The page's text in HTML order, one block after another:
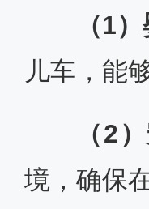
（1）
儿车，能
（2
境，确保